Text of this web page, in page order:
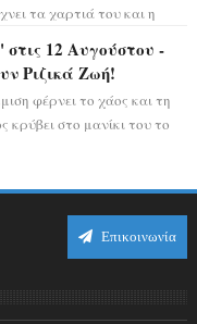
τα χαρτιά του και η
12 Αυγούστου -
Ριζικά Ζωή!
φέρνει το χάος και τη
στο μανίκι του το
Επικοινωνία